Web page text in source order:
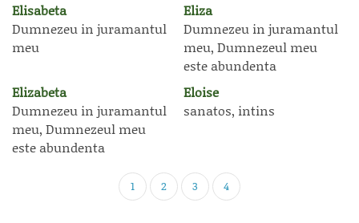
Elisabeta
Dumnezeu in juramantul
meu
Eliza
Dumnezeu in juramantul
meu, Dumnezeul meu
este abundenta
Elizabeta
Dumnezeu in juramantul
meu, Dumnezeul meu
este abundenta
Eloise
sanatos, intins
1 2 3 4